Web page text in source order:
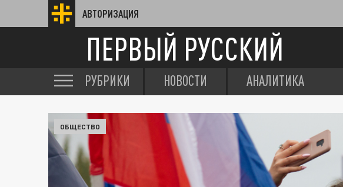
АВТОРИЗАЦИЯ
ПЕРВЫЙ РУССКИЙ
РУБРИКИ НОВОСТИ АНАЛИТИКА
ОБЩЕСТВО